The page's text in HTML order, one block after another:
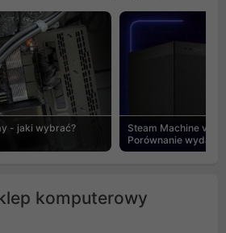
- jaki wybrać?
Steam Machine vs
Porównanie
komputerowy